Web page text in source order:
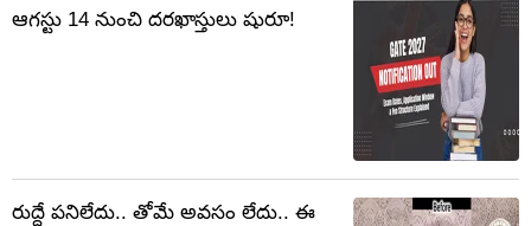
ఆగస్టు 14 నుంచి దరఖాస్తులు షురూ!
రుద్దే పనిలేదు.. తోమే అవసం లేదు.. ఈ